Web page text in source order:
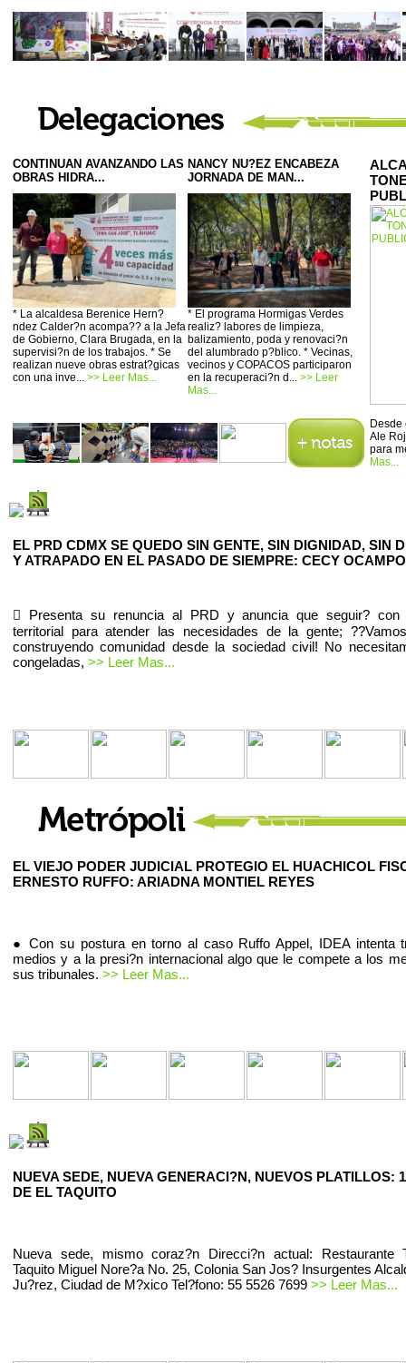
CONTINUAN AVANZANDO LAS
OBRAS HIDRA...
* La alcaldesa Berenice Hern?
ndez Calder?n acompa?? a la Jefa
de Gobierno, Clara Brugada, en la
supervisi?n de los trabajos. * Se
realizan nueve obras estrat?gicas
con una inve... >> Leer Mas...
NANCY NU?EZ ENCABEZA
JORNADA DE MAN...
* El programa Hormigas Verdes
realiz? labores de limpieza,
balizamiento, poda y renovaci?n
del alumbrado p?blico. * Vecinas,
vecinos y COPACOS participaron
en la recuperaci?n d... >> Leer
Mas...
Ale
para
Mas...
EL PRD CDMX SE QUEDO SIN GENTE, SIN DIGNIDAD, SIN
Y ATRAPADO EN EL PASADO DE SIEMPRE: CECY OCAMPO
 Presenta su renuncia al PRD y anuncia que seguir? con
territorial para atender las necesidades de la gente;
construyendo comunidad desde la sociedad civil! No
congeladas, >> Leer Mas...
EL VIEJO PODER JUDICIAL PROTEGIO EL HUACHICOL
ERNESTO RUFFO: ARIADNA MONTIEL REYES
● Con su postura en torno al caso Ruffo Appel, IDEA intenta
medios y a la presi?n internacional algo que le compete a los
sus tribunales. >> Leer Mas...
NUEVA SEDE, NUEVA GENERACI?N, NUEVOS PLATILLOS:
DE EL TAQUITO
Nueva sede, mismo coraz?n Direcci?n actual: Restaurante
Taquito Miguel Nore?a No. 25, Colonia San Jos? Insurgentes
Ju?rez, Ciudad de M?xico Tel?fono: 55 5526 7699 >> Leer Mas...